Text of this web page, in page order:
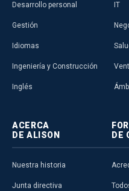
Desarrollo personal
Gestión
Idiomas
Ingeniería y Construcción
Inglés
IT
ACERCA
DE ALISON
Nuestra historia
Junta directiva
DE